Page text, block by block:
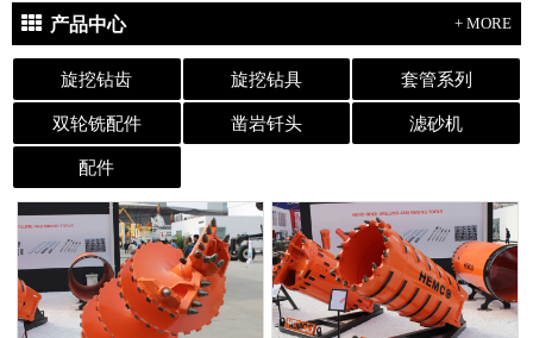
产品中心 + MORE
旋挖钻齿 旋挖钻具 套管系列
双轮铣配件 凿岩钎头 滤砂机
配件